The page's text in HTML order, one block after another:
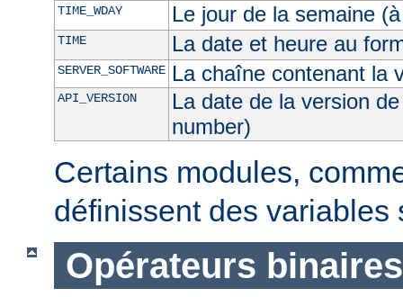
TIME_WDAY Le jour de la semaine
TIME La date et heure au
SERVER_SOFTWARE La chaîne contenant la
API_VERSION
La date de la version
number)
Certains modules,
définissent des variables
Opérateurs binaires